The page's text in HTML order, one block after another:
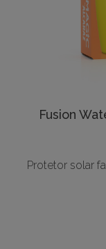
Fusion
Protetor solar